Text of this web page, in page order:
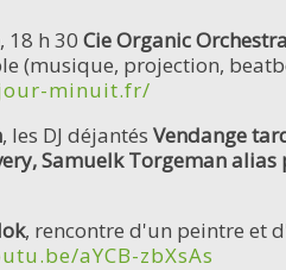
, 18 h 30 Cie Organic
(musique, projection,
minuit.fr/
, les DJ déjantés Vendange
Samuelk Torgeman alias
, rencontre d'un peintre et
aYCB-zbXsAs